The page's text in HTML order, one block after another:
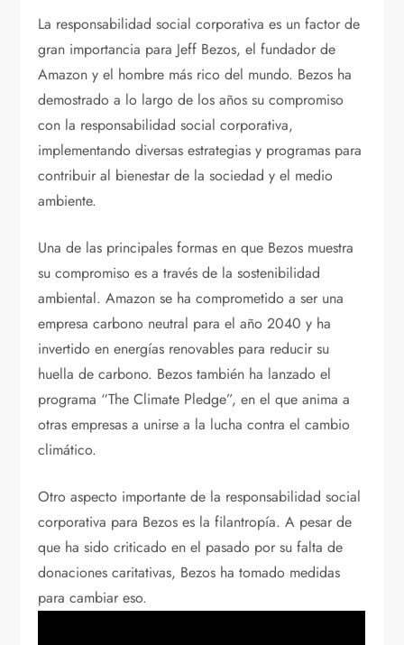
La responsabilidad social corporativa es un factor de
gran importancia para Jeff Bezos, el fundador de
Amazon y el hombre más rico del mundo. Bezos ha
demostrado a lo largo de los años su compromiso
con la responsabilidad social corporativa,
implementando diversas estrategias y programas para
contribuir al bienestar de la sociedad y el medio
ambiente.
Una de las principales formas en que Bezos muestra
su compromiso es a través de la sostenibilidad
ambiental. Amazon se ha comprometido a ser una
empresa carbono neutral para el año 2040 y ha
invertido en energías renovables para reducir su
huella de carbono. Bezos también ha lanzado el
programa “The Climate Pledge”, en el que anima a
otras empresas a unirse a la lucha contra el cambio
climático.
Otro aspecto importante de la responsabilidad social
corporativa para Bezos es la filantropía. A pesar de
que ha sido criticado en el pasado por su falta de
donaciones caritativas, Bezos ha tomado medidas
para cambiar eso.